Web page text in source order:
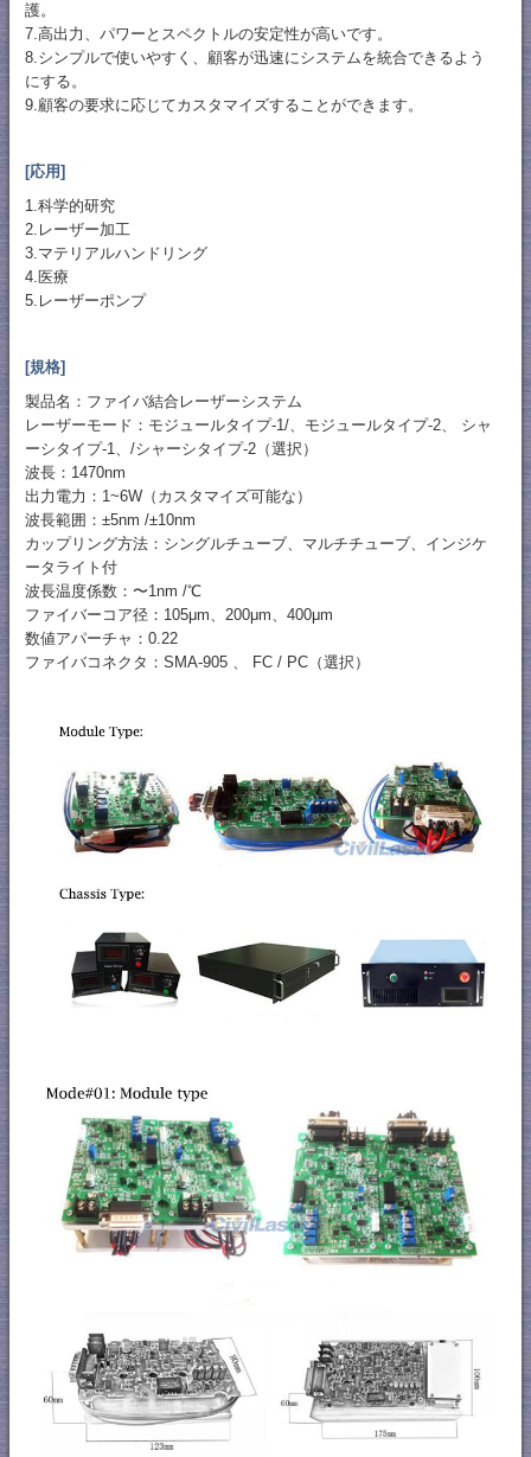
護。
7.高出力、パワーとスペクトルの安定性が高いです。
8.シンプルで使いやすく、顧客が迅速にシステムを統合できるよう
にする。
9.顧客の要求に応じてカスタマイズすることができます。
[応用]
1.科学的研究
2.レーザー加工
3.マテリアルハンドリング
4.医療
5.レーザーポンプ
[規格]
製品名：ファイバ結合レーザーシステム
レーザーモード：モジュールタイプ-1/、モジュールタイプ-2、 シャ
ーシタイプ-1、/シャーシタイプ-2（選択）
波長：1470nm
出力電力：1~6W（カスタマイズ可能な）
波長範囲：±5nm /±10nm
カップリング方法：シングルチューブ、マルチチューブ、インジケ
ータライト付
波長温度係数：〜1nm /℃
ファイバーコア径：105μm、200μm、400μm
数値アパーチャ：0.22
ファイバコネクタ：SMA-905 、 FC / PC（選択）